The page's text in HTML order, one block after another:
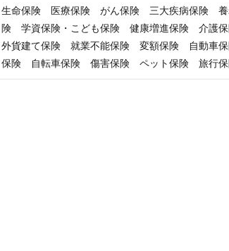
生命保険 医療保険 がん保険 三大疾病保険 養
険 学資保険・こども保険 健康増進保険 介護
外貨建て保険 就業不能保険 変額保険 自動車
保険 自転車保険 傷害保険 ペット保険 旅行